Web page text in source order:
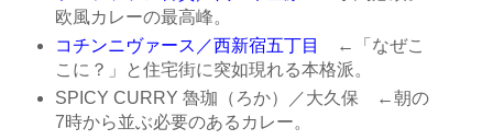
欧風カレーの最高峰。
コチンニヴァース／西新宿五丁目
←「なぜこ
こに？」と住宅街に突如現れる本格派。
SPICY CURRY 魯珈（ろか）／大久保 ←朝の
7時から並ぶ必要のあるカレー。